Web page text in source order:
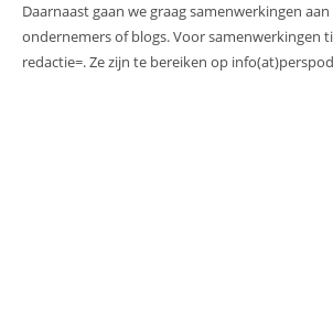
Daarnaast gaan we graag samenwerkingen
ondernemers of blogs. Voor samenwerkingen
redactie=. Ze zijn te bereiken op